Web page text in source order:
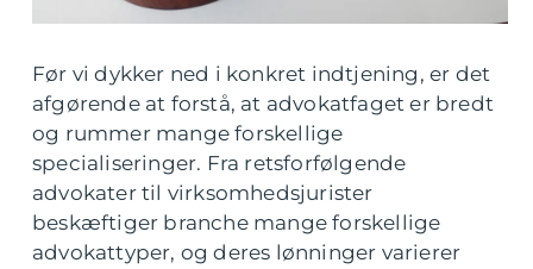
Før vi dykker ned i konkret indtjening, er det
afgørende at forstå, at advokatfaget er bredt
og rummer mange forskellige
specialiseringer. Fra retsforfølgende
advokater til virksomhedsjurister
beskæftiger branche mange forskellige
advokattyper, og deres lønninger varierer